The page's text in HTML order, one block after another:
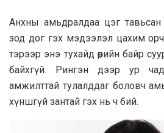
Анхны амьдралдаа цэг тавьсан
зод дог гэх мэдээлэл цахим
тэрээр энэ тухайд өөрийн байр
байхгүй. Рингэн дээр ур
амжилттай тулалддаг боловч
хүншгүй зантай гэх нь ч бий.